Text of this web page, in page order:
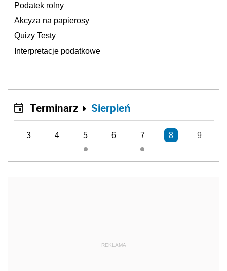
Podatek rolny
Akcyza na papierosy
Quizy Testy
Interpretacje podatkowe
Terminarz Sierpień
3 4 5 6 7 8 9
REKLAMA